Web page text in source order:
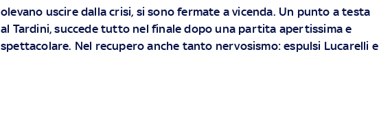
olevano uscire dalla crisi, si sono fermate a vicenda. Un punto a testa
al Tardini, succede tutto nel finale dopo una partita apertissima e
spettacolare. Nel recupero anche tanto nervosismo: espulsi Lucarelli e